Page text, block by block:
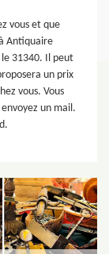
vous et que
Antiquaire
31340. Il peut
un prix
vous. Vous
un mail.